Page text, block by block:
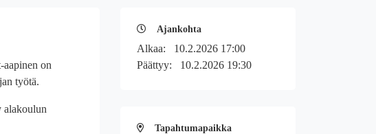
aapinen on
työtä.
alakoulun
Ajankohta
Alkaa: 10.2.2026 17:00
Päättyy: 10.2.2026 19:30
Tapahtumapaikka